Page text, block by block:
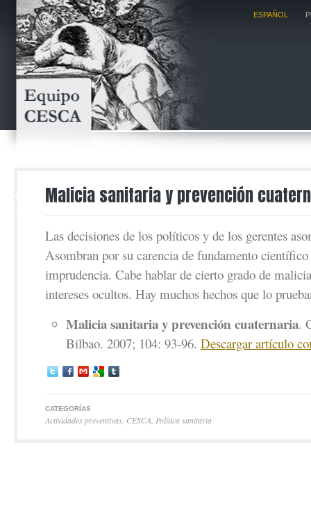
ESPAÑOL
Malicia sanitaria y prevención
Las decisiones de los políticos y de los gerentes
Asombran por su carencia de fundamento
imprudencia. Cabe hablar de cierto grado de
intereses ocultos. Hay muchos hechos que lo
Malicia sanitaria y prevención cuaternaria.
Bilbao. 2007; 104: 93-96. Descargar artículo
CATEGORÍAS
Actividades preventivas CESCA Política sanitaria